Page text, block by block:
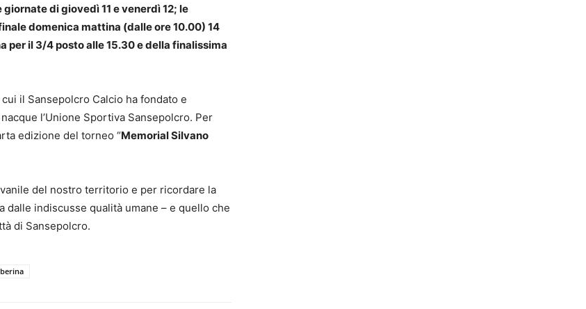
di giovedì 11 e venerdì 12; le
domenica mattina (dalle ore 10.00) 14
per il 3/4 posto alle 15.30 e della finalissima
il Sansepolcro Calcio ha fondato e
l’Unione Sportiva Sansepolcro. Per
edizione del torneo “Memorial Silvano
del nostro territorio e per ricordare la
indiscusse qualità umane – e quello che
Città di Sansepolcro.